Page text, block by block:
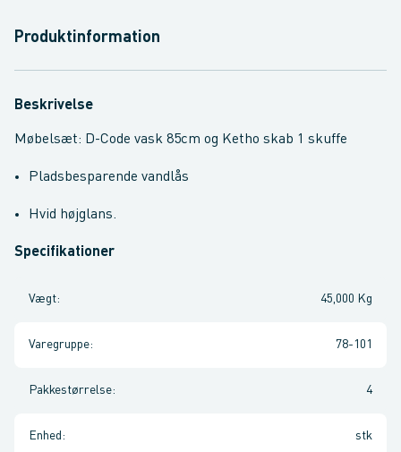
Produktinformation
Beskrivelse
Møbelsæt: D-Code vask 85cm og Ketho skab 1 skuffe
Pladsbesparende vandlås
Hvid højglans.
Specifikationer
Vægt: 45,000 Kg
Varegruppe: 78-101
Pakkestørrelse: 4
Enhed : stk